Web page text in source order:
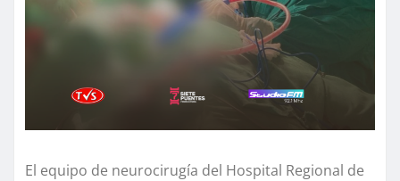
El equipo de neurocirugía del Hospital Regional de